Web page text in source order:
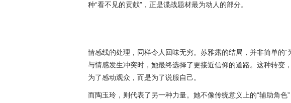
种“看不见的贡献”，正是谍战题材最为动人的部分。
情感线的处理，同样令人回味无穷。苏雅露的结局，并非简单
与情感发生冲突时，她最终选择了更接近信仰的道路。这种转变
为了感动观众，而是为了说服自己。
而陶玉玲，则代表了另一种力量。她不像传统意义上的“辅助角